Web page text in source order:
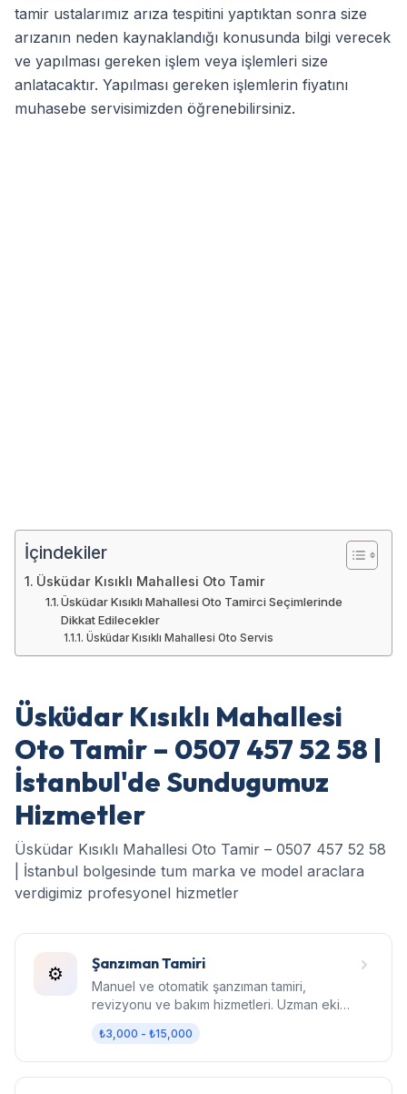
tamir ustalarımız arıza tespitini yaptıktan sonra size
arızanın neden kaynaklandığı konusunda bilgi verecek
ve yapılması gereken işlem veya işlemleri size
anlatacaktır. Yapılması gereken işlemlerin fiyatını
muhasebe servisimizden öğrenebilirsiniz.
İçindekiler
Üsküdar Kısıklı Mahallesi Oto Tamir
Üsküdar Kısıklı Mahallesi Oto Tamirci Seçimlerinde
Dikkat Edilecekler
Üsküdar Kısıklı Mahallesi Oto Servis
Üsküdar Kısıklı Mahallesi
Oto Tamir – 0507 457 52 58 |
İstanbul'de Sundugumuz
Hizmetler
Üsküdar Kısıklı Mahallesi Oto Tamir – 0507 457 52 58
| İstanbul bolgesinde tum marka ve model araclara
verdigimiz profesyonel hizmetler
⚙️ Şanzıman Tamiri
Manuel ve otomatik şanzıman tamiri,
revizyonu ve bakım hizmetleri. Uzman ekip,
₺3,000 - ₺15,000